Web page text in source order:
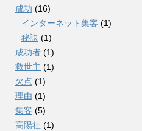
成功 (16)
インターネット集客 (1)
秘訣 (1)
成功者 (1)
救世主 (1)
欠点 (1)
理由 (1)
集客 (5)
高陽社 (1)